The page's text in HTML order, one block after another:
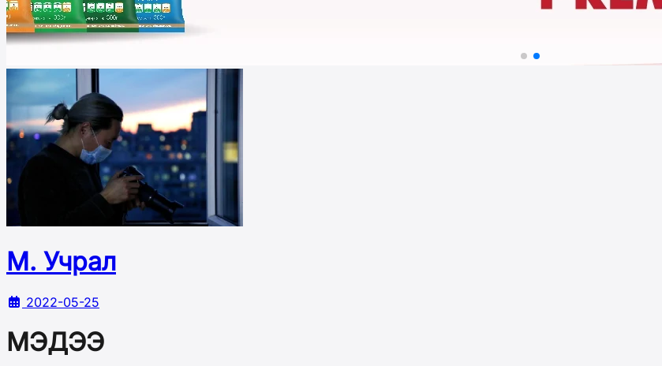
М. Учрал
2022-05-25
МЭДЭЭ